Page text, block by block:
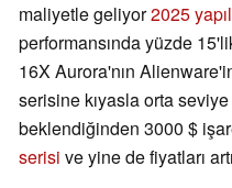
maliyetle geliyor2025
performansında yüzde
16X Aurora'nın
serisine kıyasla orta
beklendiğinden 3000 $
serisi ve yine de fiyatları